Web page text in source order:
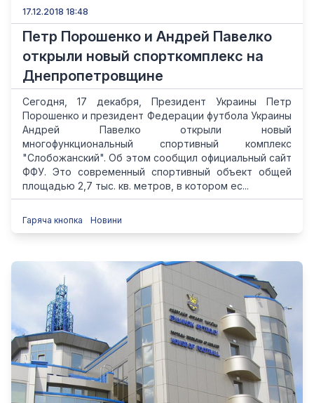
17.12.2018 18:48
Петр Порошенко и Андрей Павелко
открыли новый спорткомплекс на
Днепропетровщине
Сегодня, 17 декабря, Президент Украины Петр
Порошенко и президент Федерации футбола Украины
Андрей Павелко открыли новый
многофункциональный спортивный комплекс
"Слобожанский". Об этом сообщил официальный сайт
ФФУ. Это современный спортивный объект общей
площадью 2,7 тыс. кв. метров, в котором ес...
Гаряча кнопка Новини